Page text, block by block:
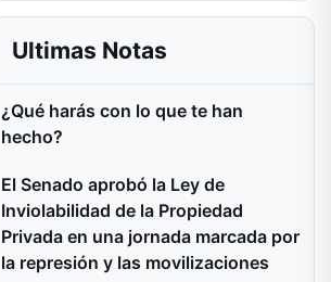
Ultimas Notas
¿Qué harás con lo que te han
hecho?
El Senado aprobó la Ley de
Inviolabilidad de la Propiedad
Privada en una jornada marcada por
la represión y las movilizaciones